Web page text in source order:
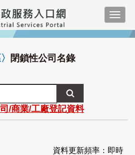
〉 閉鎖性公司名錄
/商業/工廠登記資料
資料更新頻率：即時